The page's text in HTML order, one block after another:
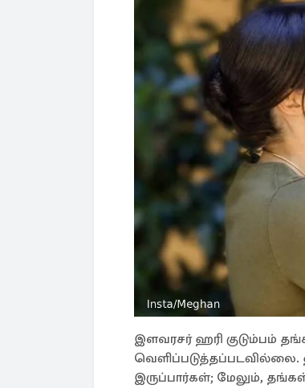
இளவரசர் ஹரி குடும்பம்
வெளிப்படுத்தப்படவில்லை.
இருப்பார்கள்; மேலும்,